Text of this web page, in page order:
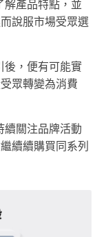
解產品特點，並
說服市場受眾選
後，便有可能實
眾轉變為消費
續關注品牌活動
續續購買同系列